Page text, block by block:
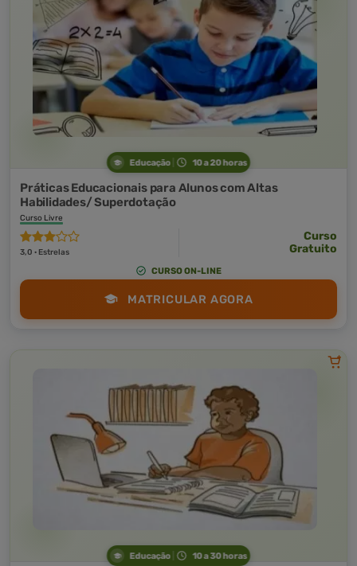
Educação 10 a 20 horas
Práticas Educacionais para Alunos com Altas
Habilidades/ Superdotação
Curso Livre
3,0 · Estrelas
Curso
Gratuito
CURSO ON-LINE
MATRICULAR AGORA
Educação 10 a 30 horas